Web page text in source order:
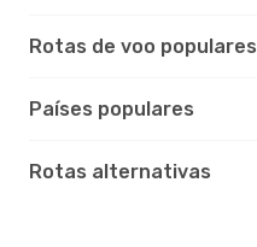
Rotas de voo populares
Países populares
Rotas alternativas